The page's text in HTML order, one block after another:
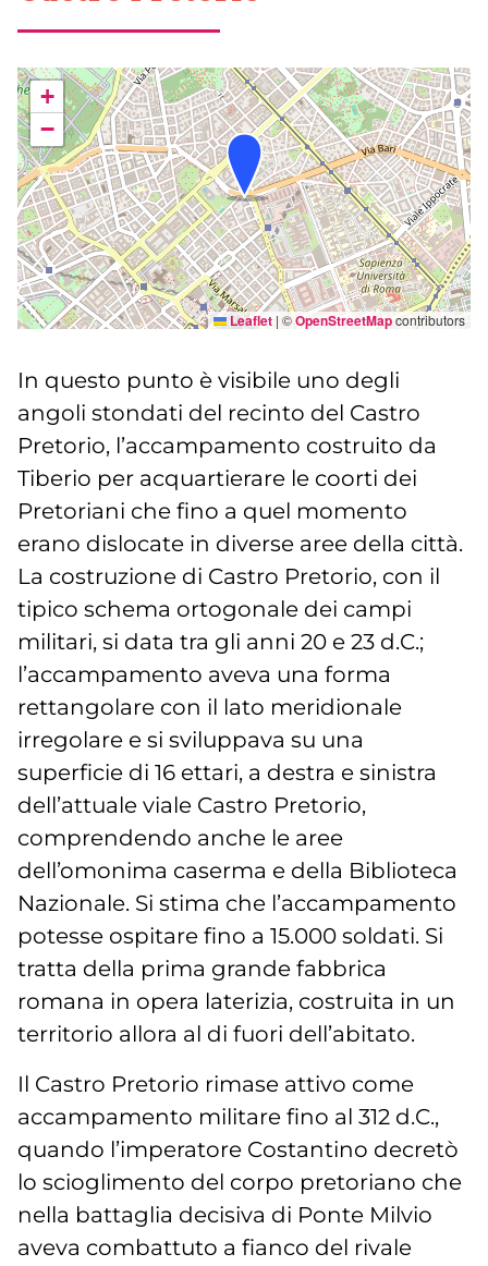
+
−
Leaflet | ©OpenStreetMapcontributors
In questo punto è visibile uno degli
angoli stondati del recinto del Castro
Pretorio, l’accampamento costruito da
Tiberio per acquartierare le coorti dei
Pretoriani che fino a quel momento
erano dislocate in diverse aree della città.
La costruzione di Castro Pretorio, con il
tipico schema ortogonale dei campi
militari, si data tra gli anni 20 e 23 d.C.;
l’accampamento aveva una forma
rettangolare con il lato meridionale
irregolare e si sviluppava su una
superficie di 16 ettari, a destra e sinistra
dell’attuale viale Castro Pretorio,
comprendendo anche le aree
dell’omonima caserma e della Biblioteca
Nazionale. Si stima che l’accampamento
potesse ospitare fino a 15.000 soldati. Si
tratta della prima grande fabbrica
romana in opera laterizia, costruita in un
territorio allora al di fuori dell’abitato.
Il Castro Pretorio rimase attivo come
accampamento militare fino al 312 d.C.,
quando l’imperatore Costantino decretò
lo scioglimento del corpo pretoriano che
nella battaglia decisiva di Ponte Milvio
aveva combattuto a fianco del rivale